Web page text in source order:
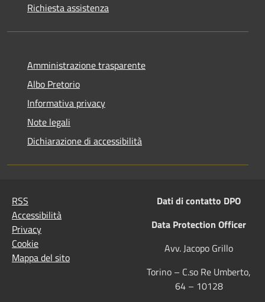
Richiesta assistenza
Amministrazione trasparente
Albo Pretorio
Informativa privacy
Note legali
Dichiarazione di accessibilità
RSS
Accessibilità
Privacy
Cookie
Mappa del sito
Dati di contatto DPO
Data Protection Officer
Avv. Jacopo Grillo
Torino – C.so Re Umberto,
64 – 10128